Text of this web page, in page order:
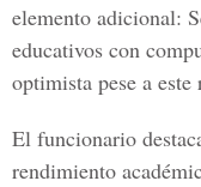
elemento adicional:
educativos con
optimista pese a este
El funcionario
rendimiento